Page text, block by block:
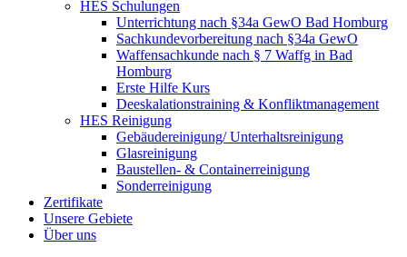
HES Schulungen
Unterrichtung nach §34a GewO Bad Homburg
Sachkundevorbereitung nach §34a GewO
Waffensachkunde nach § 7 Waffg in Bad
Homburg
Erste Hilfe Kurs
Deeskalationstraining & Konfliktmanagement
HES Reinigung
Gebäudereinigung/ Unterhaltsreinigung
Glasreinigung
Baustellen- & Containerreinigung
Sonderreinigung
Zertifikate
Unsere Gebiete
Über uns